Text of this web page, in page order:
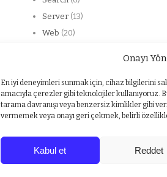
Onayı
En iyi deneyimleri sunmak için, cihaz bilgilerini
amacıyla çerezler gibi teknolojiler kullanıyoruz.
tarama davranışı veya benzersiz kimlikler gibi
vermemek veya onayı geri çekmek, belirli
Kabul et Reddet
Server (13)
Web (20)
Yabancı dil(1)